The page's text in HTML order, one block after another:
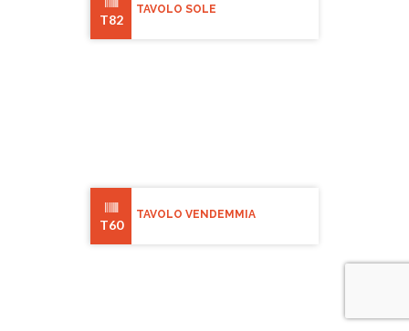
T82
TAVOLO SOLE
T60
TAVOLO VENDEMMIA